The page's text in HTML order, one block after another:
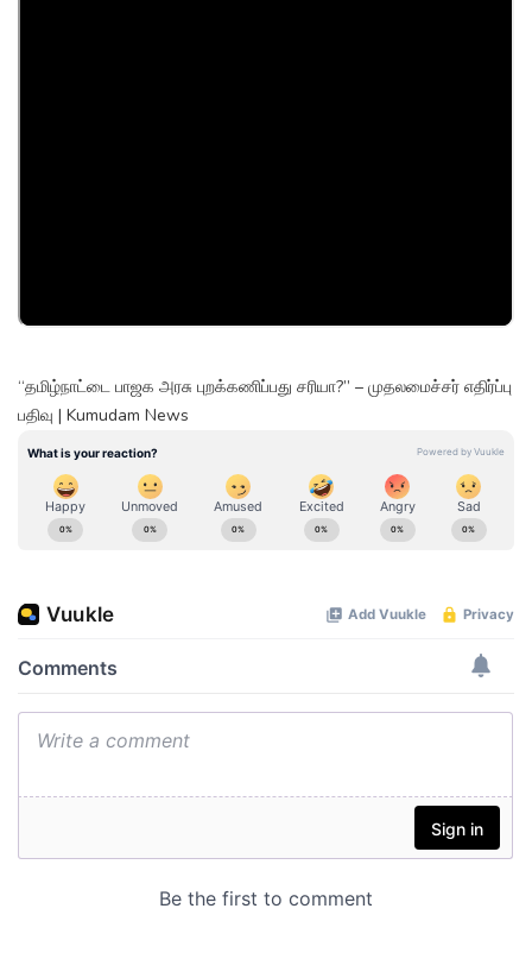
“தமிழ்நாட்டை பாஜக அரசு புறக்கணிப்பது சரியா?” – முதலமைச்சர் எதிர்ப்பு
பதிவு | Kumudam News